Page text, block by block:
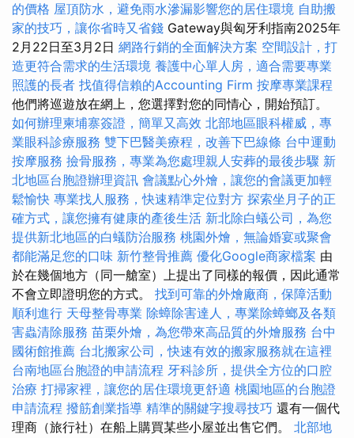
的價格 屋頂防水，避免雨水滲漏影響您的居住環境 自助搬
家的技巧，讓你省時又省錢 Gateway與匈牙利指南2025年
2月22日至3月2日 網路行銷的全面解決方案 空間設計，打
造更符合需求的生活環境 養護中心單人房，適合需要專業
照護的長者 找值得信賴的Accounting Firm 按摩專業課程
他們將巡遊放在網上，您選擇對您的同情心，開始預訂。
如何辦理柬埔寨簽證，簡單又高效 北部地區眼科權威，專
業眼科診療服務 雙下巴醫美療程，改善下巴線條 台中運動
按摩服務 撿骨服務，專業為您處理親人安葬的最後步驟 新
北地區台胞證辦理資訊 會議點心外燴，讓您的會議更加輕
鬆愉快 專業找人服務，快速精準定位對方 探索坐月子的正
確方式，讓您擁有健康的產後生活 新北除白蟻公司，為您
提供新北地區的白蟻防治服務 桃園外燴，無論婚宴或聚會
都能滿足您的口味 新竹整骨推薦 優化Google商家檔案 由
於在幾個地方（同一艙室）上提出了同樣的報價，因此通常
不會立即證明您的方式。 找到可靠的外燴廠商，保障活動
順利進行 天母整骨專業 除蟑除害達人，專業除蟑螂及各類
害蟲清除服務 苗栗外燴，為您帶來高品質的外燴服務 台中
國術館推薦 台北搬家公司，快速有效的搬家服務就在這裡
台南地區台胞證的申請流程 牙科診所，提供全方位的口腔
治療 打掃家裡，讓您的居住環境更舒適 桃園地區的台胞證
申請流程 撥筋創業指導 精準的關鍵字搜尋技巧 還有一個代
理商（旅行社）在船上購買某些小屋並出售它們。 北部地